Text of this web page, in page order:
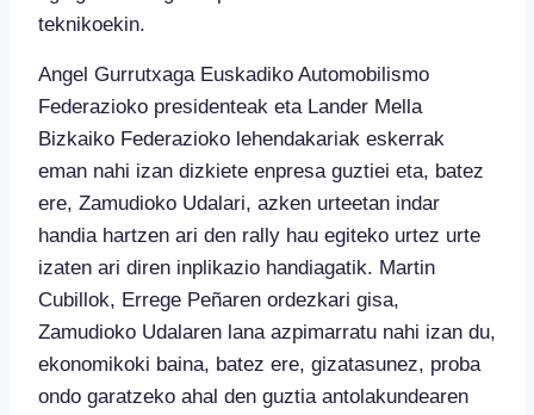
teknikoekin.
Angel Gurrutxaga Euskadiko Automobilismo
Federazioko presidenteak eta Lander Mella
Bizkaiko Federazioko lehendakariak eskerrak
eman nahi izan dizkiete enpresa guztiei eta, batez
ere, Zamudioko Udalari, azken urteetan indar
handia hartzen ari den rally hau egiteko urtez urte
izaten ari diren inplikazio handiagatik. Martin
Cubillok, Errege Peñaren ordezkari gisa,
Zamudioko Udalaren lana azpimarratu nahi izan du,
ekonomikoki baina, batez ere, gizatasunez, proba
ondo garatzeko ahal den guztia antolakundearen